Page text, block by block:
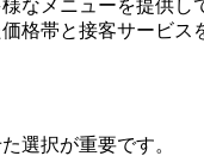
なメニューを提供し
格帯と接客サービス
選択が重要です。